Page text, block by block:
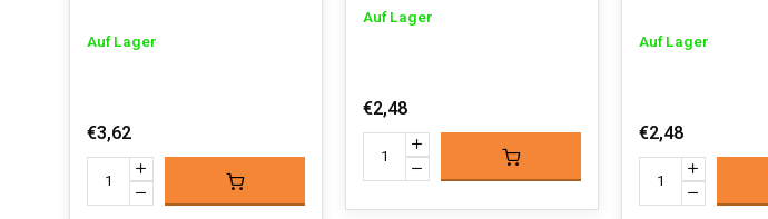
Auf Lager
€3,62
Auf Lager
€2,48
Auf Lager
€2,48